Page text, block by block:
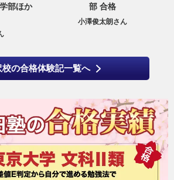
部ほか
部 合格
小澤俊太朗さん
校の合格体験記一覧へ